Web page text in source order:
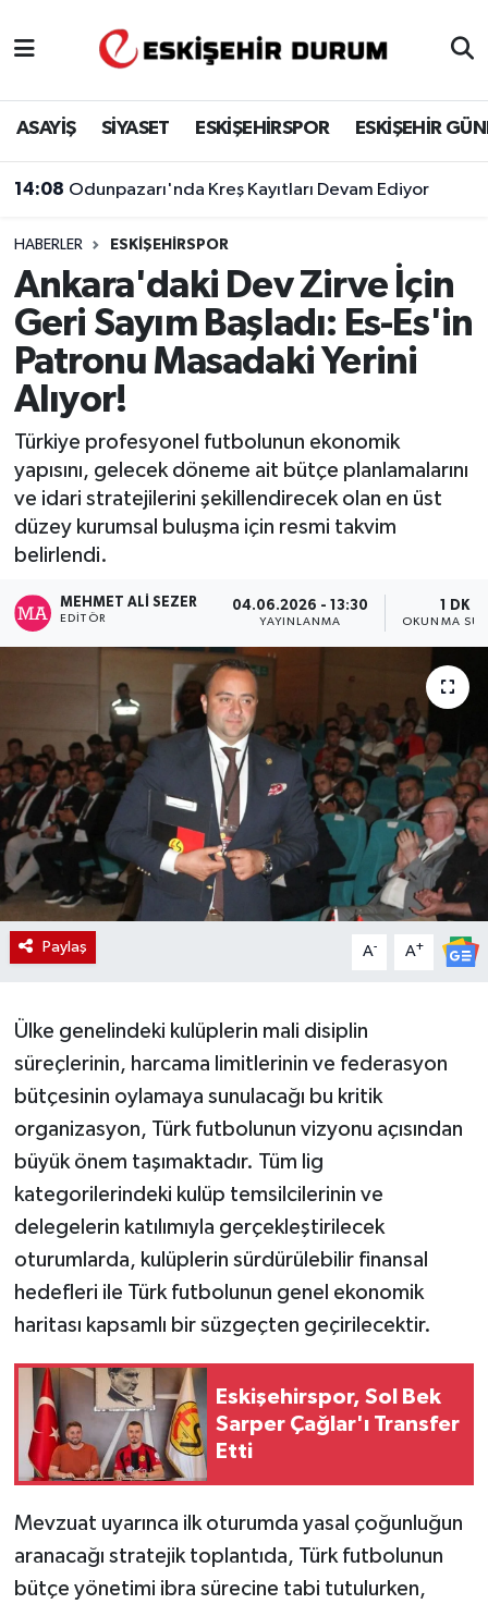
ASAYİŞ SİYASET ESKİŞEHİRSPOR ESKİŞEHİR
14:08 Odunpazarı'nda Kreş Kayıtları Devam Ediyor
HABERLER ESKIŞEHIRSPOR
Ankara'daki Dev Zirve İçin
Geri Sayım Başladı: Es-Es'in
Patronu Masadaki Yerini
Alıyor!
Türkiye profesyonel futbolunun ekonomik
yapısını, gelecek döneme ait bütçe planlamalarını
ve idari stratejilerini şekillendirecek olan en üst
düzey kurumsal buluşma için resmi takvim
belirlendi.
MEHMET ALI SEZER
EDITÖR
04.06.2026 - 13:30
YAYINLANMA
1 DK
OKUNMA
Paylaş A- A+
Ülke genelindeki kulüplerin mali disiplin
süreçlerinin, harcama limitlerinin ve federasyon
bütçesinin oylamaya sunulacağı bu kritik
organizasyon, Türk futbolunun vizyonu açısından
büyük önem taşımaktadır. Tüm lig
kategorilerindeki kulüp temsilcilerinin ve
delegelerin katılımıyla gerçekleştirilecek
oturumlarda, kulüplerin sürdürülebilir finansal
hedefleri ile Türk futbolunun genel ekonomik
haritası kapsamlı bir süzgeçten geçirilecektir.
Eskişehirspor, Sol Bek
Sarper Çağlar'ı Transfer
Etti
Mevzuat uyarınca ilk oturumda yasal çoğunluğun
aranacağı stratejik toplantıda, Türk futbolunun
bütçe yönetimi ibra sürecine tabi tutulurken,
Eskişehir Hava Durumu
Eskişehir Namaz Vakitleri
Eskişehir Trafik Yoğunluk Haritası
Süper Lig Puan Durumu ve Fikstür
Tüm Manşetler
Son Dakika Haberleri
Haber Arşivi